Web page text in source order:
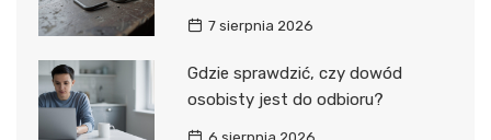
7 sierpnia 2026
Gdzie sprawdzić, czy dowód
osobisty jest do odbioru?